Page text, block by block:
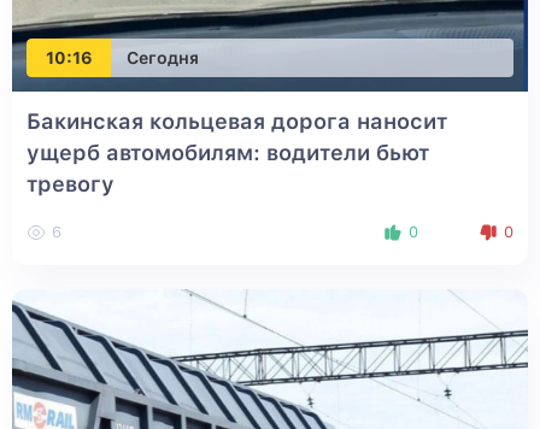
10:16 Сегодня
Бакинская кольцевая дорога наносит
ущерб автомобилям: водители бьют
тревогу
6 0 0